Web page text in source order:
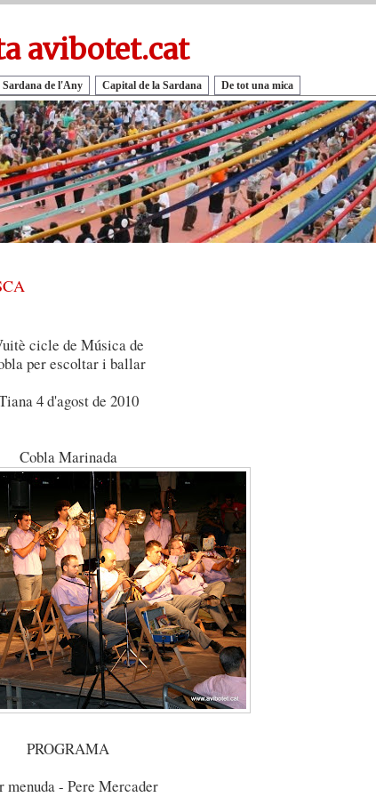
avibotet.cat
Sardana de l'Any Capital de la Sardana De tot una mica
cicle de Música de
per escoltar i ballar
4 d'agost de 2010
Cobla Marinada
PROGRAMA
menuda - Pere Mercader